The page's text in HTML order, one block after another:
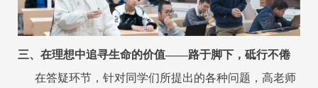
三、在理想中追寻生命的价值——路于脚下，砥行不倦
在答疑环节，针对同学们所提出的各种问题，高老师